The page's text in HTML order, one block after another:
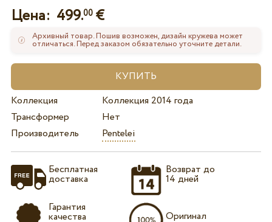
Цена: 499.00€
Архивный товар. Пошив возможен, дизайн кружева может
отличаться. Перед заказом обязательно уточните детали.
Коллекция
Коллекция 2014 года
Трансформер
Нет
Производитель
Pentelei
Бесплатная
доставка
Гарантия
качества
Возврат до
14 дней
Оригинал